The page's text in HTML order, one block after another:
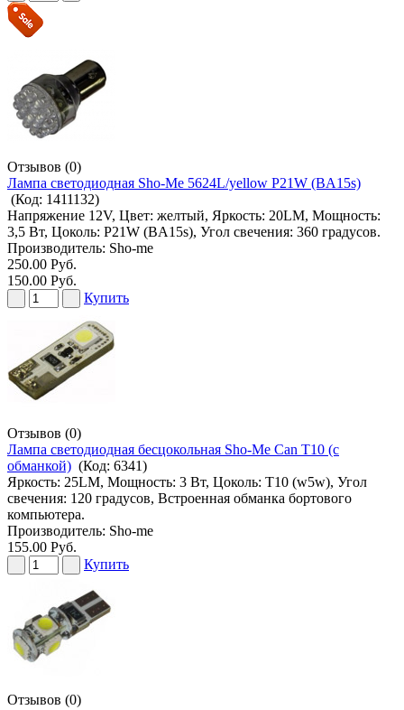
Отзывов (0)
Лампа светодиодная Sho-Me 5624L/yellow P21W (BA15s)
(Код: 1411132)
Напряжение 12V, Цвет: желтый, Яркость: 20LM, Мощность:
3,5 Вт, Цоколь: P21W (BA15s), Угол свечения: 360 градусов.
Производитель: Sho-me
250.00 Руб.
150.00 Руб.
Купить
Отзывов (0)
Лампа светодиодная бесцокольная Sho-Me Can T10 (с
обманкой) (Код: 6341)
Яркость: 25LM, Мощность: 3 Вт, Цоколь: T10 (w5w), Угол
свечения: 120 градусов, Встроенная обманка бортового
компьютера.
Производитель: Sho-me
155.00 Руб.
Купить
Отзывов (0)